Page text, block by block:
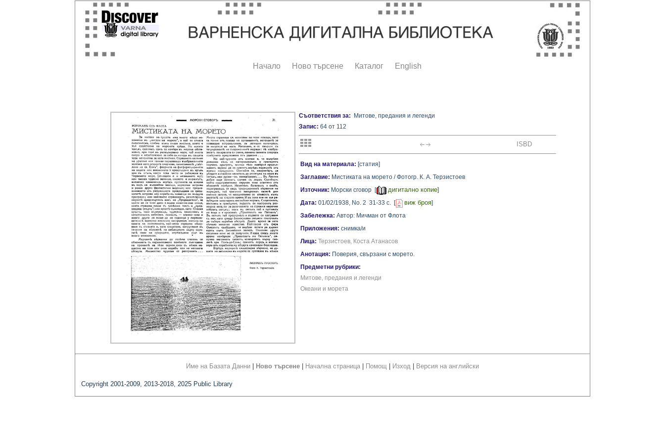
Начало Ново търсене Каталог English
Съответствия за: Митове, предания и легенди
Запис: 64 от 112
ISBD
Вид на материала: [статия]
Заглавие: Мистиката на морето / Фотогр. К. А. Терзистоев
Източник: Морски сговор [ дигитално копие]
Дата: 01/02/1938, No. 2 31-33 с. [ виж броя]
Забележка: Автор: Мичман от Флота
Приложения: снимка/и
Лица: Терзистоев, Коста Атанасов
Анотация: Поверия, свързани с морето.
Предметни рубрики:
Митове, предания и легенди
Океани и морета
Име на Базата Данни Ново търсене Начална страница Помощ Изход Версия на английски
Copyright 2001-2009, 2013-2018, 2025 Public Library